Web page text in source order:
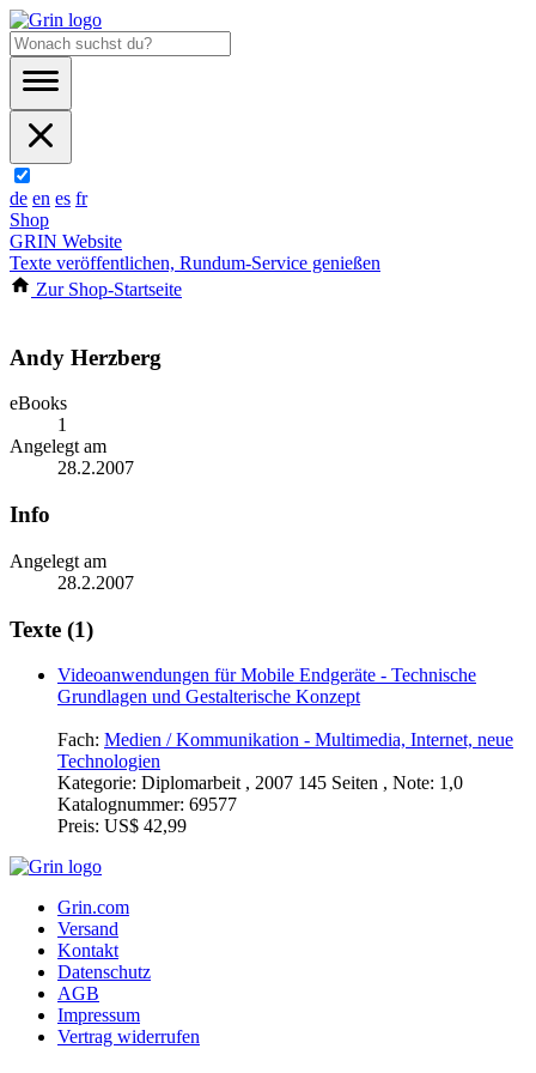
de en es fr
Shop
GRIN Website
Texte veröffentlichen, Rundum-Service genießen
Zur Shop-Startseite
Andy Herzberg
eBooks
1
Angelegt am
28.2.2007
Info
Angelegt am
28.2.2007
Texte (1)
Videoanwendungen für Mobile Endgeräte - Technische
Grundlagen und Gestalterische Konzept
Fach: Medien / Kommunikation - Multimedia, Internet, neue
Technologien
Kategorie: Diplomarbeit , 2007 145 Seiten , Note: 1,0
Katalognummer: 69577
Preis: US$ 42,99
Grin.com
Versand
Kontakt
Datenschutz
AGB
Impressum
Vertrag widerrufen